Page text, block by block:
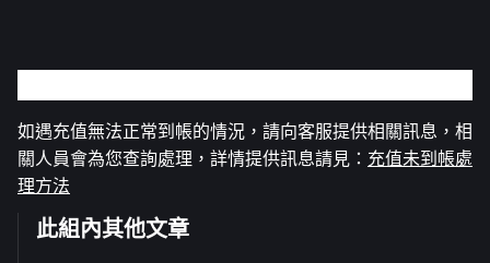
如遇充值無法正常到帳的情況，請向客服提供相關訊息，相
關人員會為您查詢處理，詳情提供訊息請見： 充值未到帳處
理方法
此組內其他文章